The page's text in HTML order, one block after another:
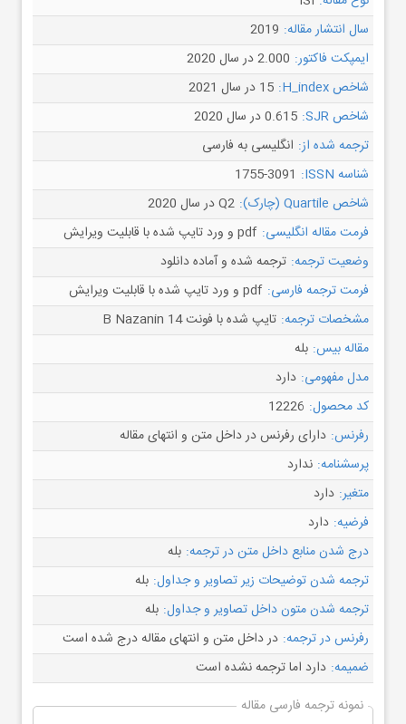
سال انتشار مقاله: 2019
ایمپکت فاکتور: 2.000 در سال 2020
شاخص H_index:
15 در سال 2021
شاخص SJR:
0.615 در سال 2020
ترجمه شده از: انگلیسی به فارسی
شناسه ISSN:
1755-3091
شاخص Quartile (چارک):
Q2 در سال 2020
فرمت مقاله انگلیسی: pdf و ورد تایپ شده با قابلیت ویرایش
وضعیت ترجمه: ترجمه شده و آماده دانلود
فرمت ترجمه فارسی: pdf و ورد تایپ شده با قابلیت ویرایش
مشخصات ترجمه: تایپ شده با فونت B Nazanin 14
مقاله بیس: بله
مدل مفهومی: دارد
کد محصول: 12226
رفرنس: دارای رفرنس در داخل متن و انتهای مقاله
پرسشنامه: ندارد
متغیر: دارد
فرضیه: دارد
درج شدن منابع داخل متن در ترجمه: بله
ترجمه شدن توضیحات زیر تصاویر و جداول: بله
ترجمه شدن متون داخل تصاویر و جداول: بله
رفرنس در ترجمه: در داخل متن و انتهای مقاله درج شده است
ضمیمه: دارد اما ترجمه نشده است
نمونه ترجمه فارسی مقاله